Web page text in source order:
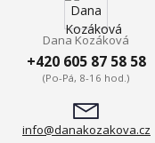
Dana Kozáková
+420 605 87 58 58
(Po-Pá, 8-16 hod.)
info@danakozakova.cz